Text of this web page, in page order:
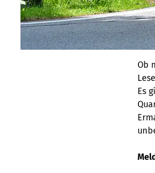
Ob
Es